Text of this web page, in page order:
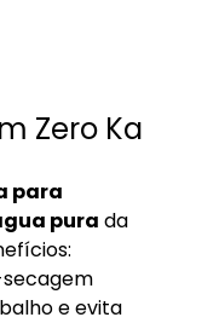
Zero Ka
para
pura da
e evita